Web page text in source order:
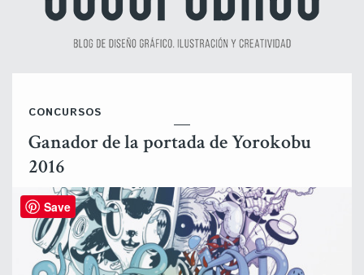
CONCURSOS
Ganador de la portada de Yorokobu
2016
Save